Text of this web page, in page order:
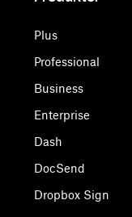
Plus
Professional
Business
Enterprise
Dash
DocSend
Dropbox Sign